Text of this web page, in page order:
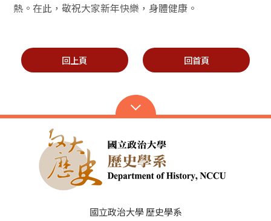
熱。在此，敬祝大家新年快樂，身體健康。
回上頁 回首頁
國立政治大學 歷史學系